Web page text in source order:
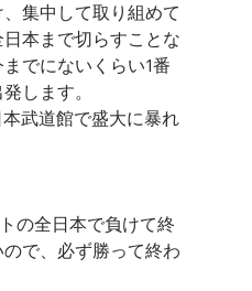
集中して取り組めて
本まで切らすことな
でにないくらい1番
します。
武道館で盛大に暴れ
の全日本で負けて終
で、必ず勝って終わ